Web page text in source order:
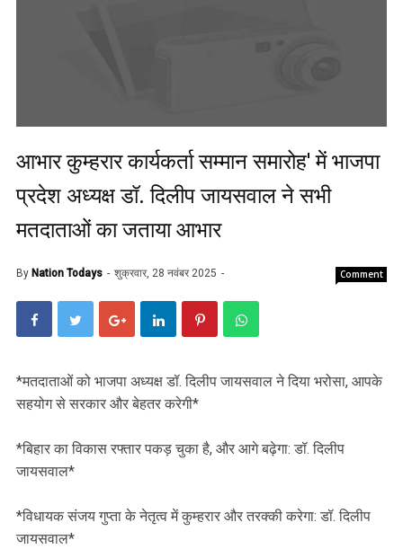
आभार कुम्हरार कार्यकर्ता सम्मान समारोह' में भाजपा
प्रदेश अध्यक्ष डॉ. दिलीप जायसवाल ने सभी
मतदाताओं का जताया आभार
By Nation Todays शुक्रवार, 28 नवंबर 2025 Comment
‎*मतदाताओं को भाजपा अध्यक्ष डॉ. दिलीप जायसवाल ने दिया भरोसा, आपके
सहयोग से सरकार और बेहतर करेगी*
‎*बिहार का विकास रफ्तार पकड़ चुका है, और आगे बढ़ेगा: डॉ. दिलीप
जायसवाल*
‎*विधायक संजय गुप्ता के नेतृत्व में कुम्हरार और तरक्की करेगा: डॉ. दिलीप
जायसवाल*